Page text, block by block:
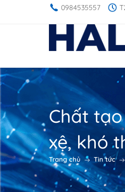
0984535557
Chất
xệ, khó
Trang chủ Tin tức